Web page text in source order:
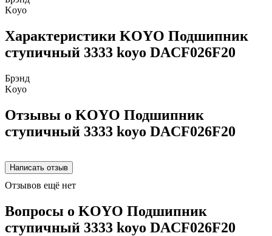
Koyo
Характеристики KOYO Подшипник
ступичный 3333 koyo DACF026F20
Брэнд
Koyo
Отзывы о KOYO Подшипник
ступичный 3333 koyo DACF026F20
Отзывов ещё нет
Вопросы о KOYO Подшипник
ступичный 3333 koyo DACF026F20